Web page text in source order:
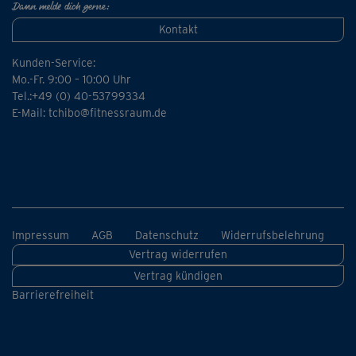
Dann melde dich gerne:
Kontakt
Kunden-Service:
Mo.-Fr. 9:00 – 10:00 Uhr
Tel.:+49 (0) 40-53799334
E-Mail: tchibo@fitnessraum.de
Impressum AGB Datenschutz
Widerrufsbelehrung
Vertrag widerrufen
Vertrag kündigen
Barrierefreiheit